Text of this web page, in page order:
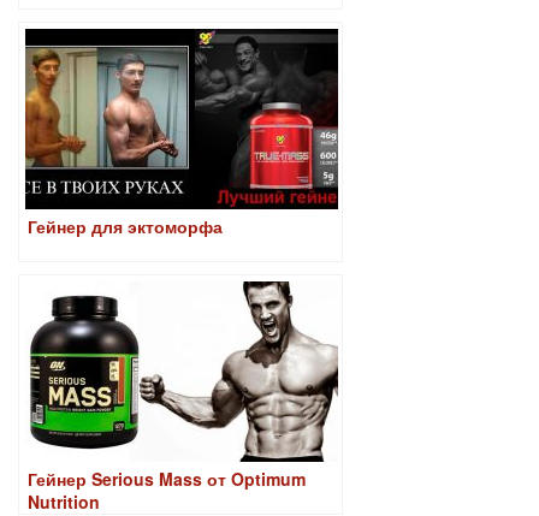
Гейнер для эктоморфа
Гейнер Serious Mass от Optimum
Nutrition